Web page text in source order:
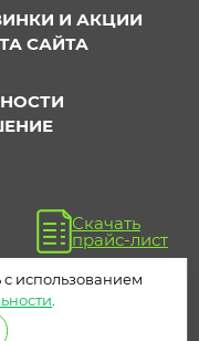
И АКЦИИ
САЙТА
Скачать
прайс-лист
с использованием